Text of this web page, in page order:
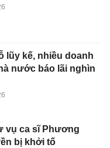
lũy kế, nhiều doanh
nước báo lãi nghìn
vụ ca sĩ Phương
bị khởi tố